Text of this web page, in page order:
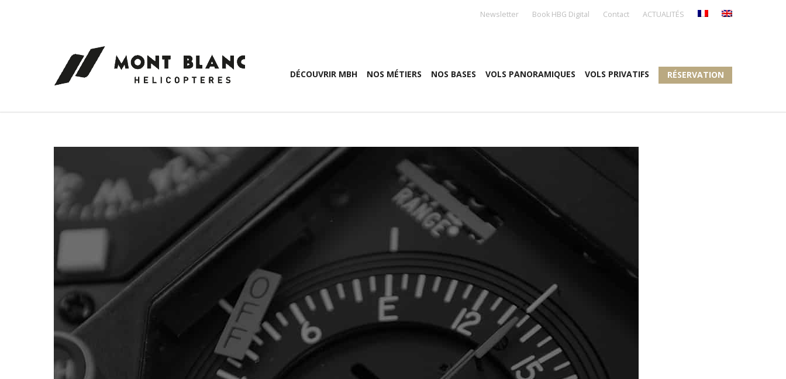
Newsletter Book HBG Digital Contact ACTUALITÉS
DÉCOUVRIR MBH NOS MÉTIERS NOS BASES VOLS PANORAMIQUES VOLS PRIVATIFS RÉSERVATION